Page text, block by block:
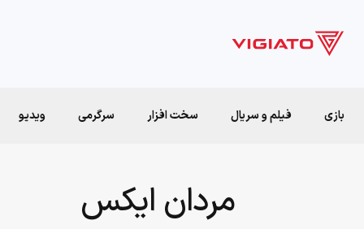
بازی فیلم و سریال سخت افزار سرگرمی ویدیو
مردان ایکس